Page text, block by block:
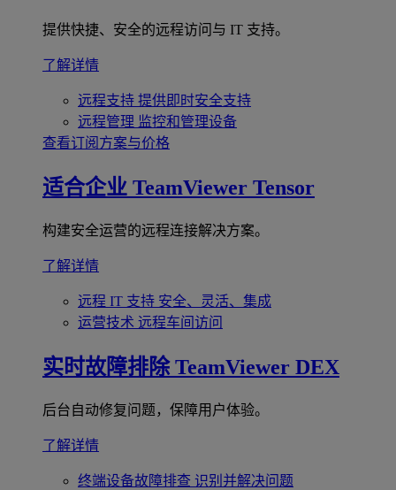
提供快捷、安全的远程访问与 IT 支持。
了解详情
远程支持 提供即时安全支持
远程管理 监控和管理设备
查看订阅方案与价格
适合企业 TeamViewer Tensor
构建安全运营的远程连接解决方案。
了解详情
远程 IT 支持 安全、灵活、集成
运营技术 远程车间访问
实时故障排除 TeamViewer DEX
后台自动修复问题，保障用户体验。
了解详情
终端设备故障排查 识别并解决问题